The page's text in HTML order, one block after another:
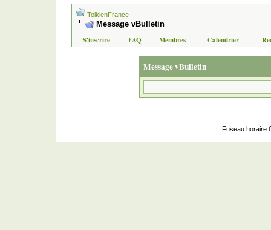
TolkienFrance
Message vBulletin
S'inscrire FAQ Membres Calendrier
Message vBulletin
Fuseau horaire